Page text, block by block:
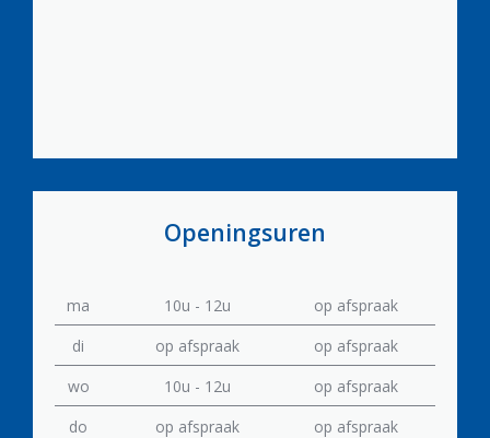
Openingsuren
ma 10u - 12u
op afspraak
di
op afspraak
op afspraak
wo
10u - 12u
op afspraak
do
op afspraak
op afspraak